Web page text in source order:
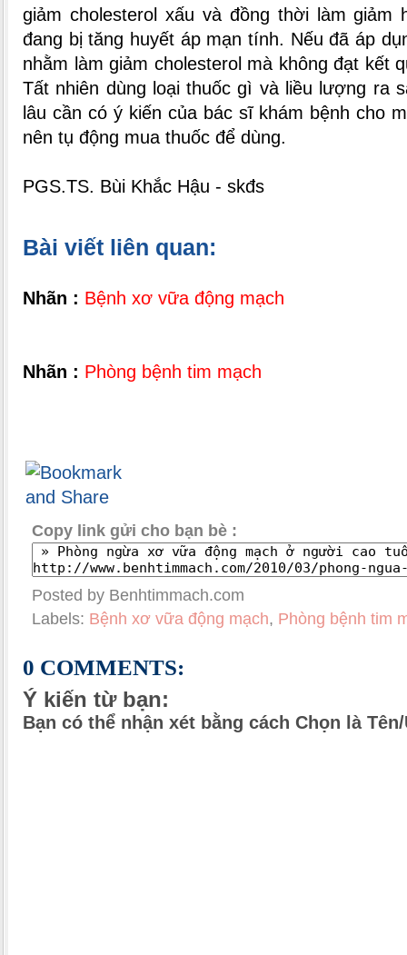
giảm cholesterol xấu và đồng thời làm giảm
đang bị tăng huyết áp mạn tính. Nếu đã áp
nhằm làm giảm cholesterol mà không đạt kết
Tất nhiên dùng loại thuốc gì và liều lượng ra
lâu cần có ý kiến của bác sĩ khám bệnh cho
nên tụ động mua thuốc để dùng.
PGS.TS. Bùi Khắc Hậu - skđs
Bài viết liên quan:
Nhãn : Bệnh xơ vữa động mạch
Nhãn : Phòng bệnh tim mạch
Copy link gửi cho bạn bè :
Posted by Benhtimmach.com
Labels: Bệnh xơ vữa động mạch, Phòng bệnh tim
0 COMMENTS:
Ý kiến từ bạn:
Bạn có thể nhận xét bằng cách Chọn là